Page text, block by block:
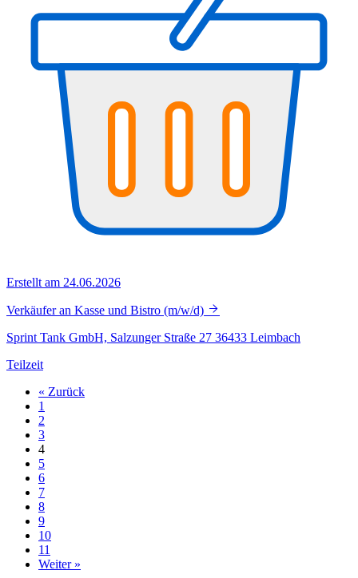
Erstellt am 24.06.2026
Verkäufer an Kasse und Bistro (m/w/d)
Sprint Tank GmbH, Salzunger Straße 27 36433 Leimbach
Teilzeit
« Zurück
1
2
3
4
5
6
7
8
9
10
11
Weiter »